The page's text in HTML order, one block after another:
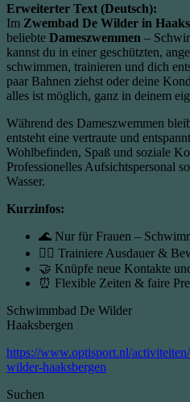
Erweiterter Text (Deutsch):
Im Zwembad De Wilder in
beliebte Dameszwemmen –
kannst du in einer geschützten,
schwimmen, trainieren und dich
paar Bahnen ziehst oder deine
alles ist möglich, ganz in deinem
Während des Dameszwemmen
entsteht eine vertraute und
Wohlbefinden, Spaß und soziale
Professionelles Aufsichtspersonal
Wasser.
Kurzinfos:
🌊 Nur für Frauen –
🏊‍♀️ Trainiere Ausdauer &
🤝 Knüpfe neue Kontakte
⏰ Flexible Zeiten & faire
Schwimmbad De Wilder
Haaksbergen
https://www.optisport.nl/
wilder-haaksbergen
Suchen